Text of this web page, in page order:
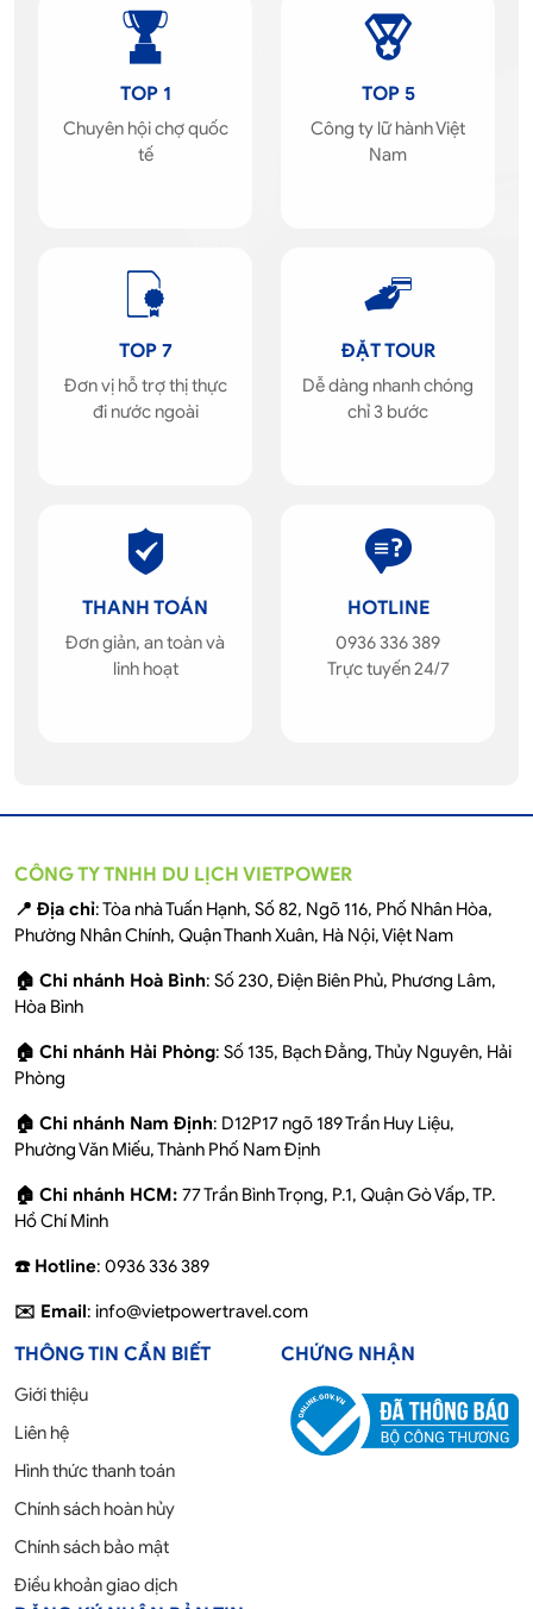
TOP 1
Chuyên hội chợ quốc
tế
TOP 5
Công ty lữ hành Việt
Nam
TOP 7
Đơn vị hỗ trợ thị thực
đi nước ngoài
ĐẶT TOUR
Dễ dàng nhanh chóng
chỉ 3 bước
THANH TOÁN
Đơn giản, an toàn và
linh hoạt
HOTLINE
0936 336 389
Trực tuyến 24/7
CÔNG TY TNHH DU LỊCH VIETPOWER
📍 Địa chỉ: Tòa nhà Tuấn Hạnh, Số 82, Ngõ 116, Phố Nhân Hòa,
Phường Nhân Chính, Quận Thanh Xuân, Hà Nội, Việt Nam
🏠 Chi nhánh Hoà Bình: Số 230, Điện Biên Phủ, Phương Lâm,
Hòa Bình
🏠 Chi nhánh Hải Phòng: Số 135, Bạch Đằng, Thủy Nguyên, Hải
Phòng
🏠 Chi nhánh Nam Định: D12P17 ngõ 189 Trần Huy Liệu,
Phường Văn Miếu, Thành Phố Nam Định
🏠 Chi nhánh HCM: 77 Trần Bình Trọng, P.1, Quận Gò Vấp, TP.
Hồ Chí Minh
☎️ Hotline: 0936 336 389
✉️ Email: info@vietpowertravel.com
THÔNG TIN CẦN BIẾT
Giới thiệu
Liên hệ
Hình thức thanh toán
Chính sách hoàn hủy
Chính sách bảo mật
Điều khoản giao dịch
CHỨNG NHẬN